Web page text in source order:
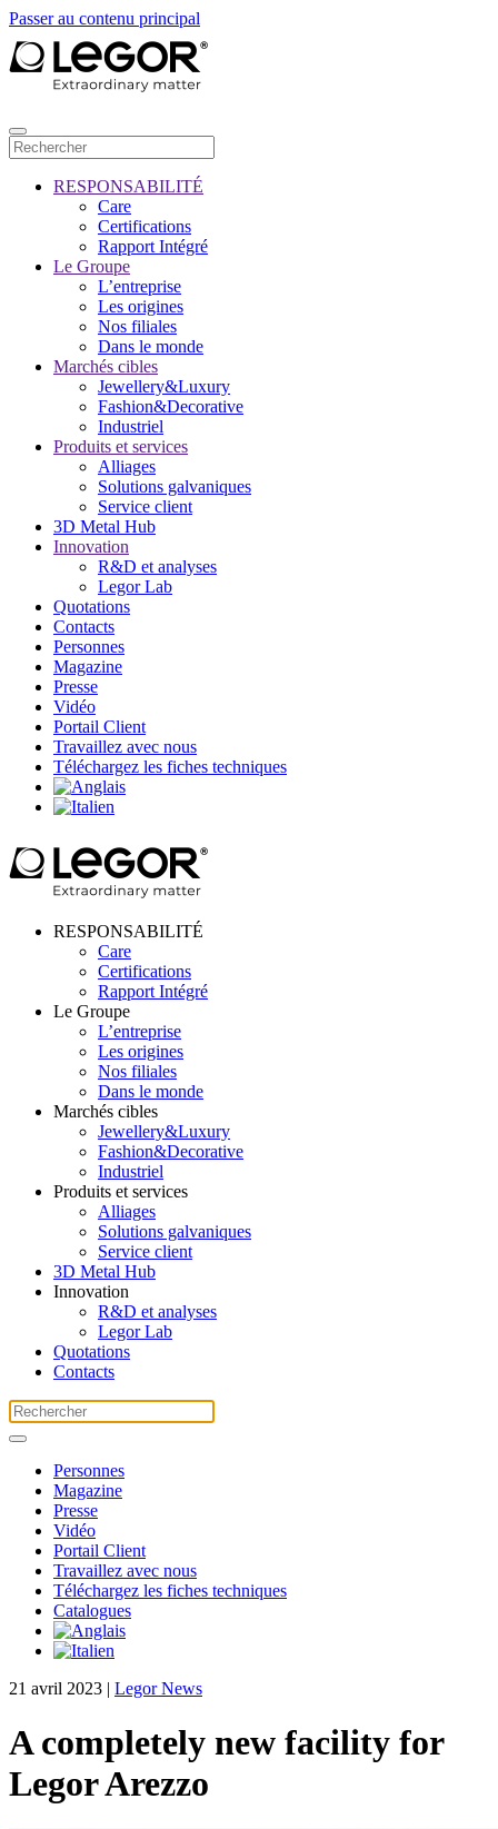
Passer au contenu principal
RESPONSABILITÉ
Care
Certifications
Rapport Intégré
Le Groupe
L’entreprise
Les origines
Nos filiales
Dans le monde
Marchés cibles
Jewellery&Luxury
Fashion&Decorative
Industriel
Produits et services
Alliages
Solutions galvaniques
Service client
3D Metal Hub
Innovation
R&D et analyses
Legor Lab
Quotations
Contacts
Personnes
Magazine
Presse
Vidéo
Portail Client
Travaillez avec nous
Téléchargez les fiches techniques
RESPONSABILITÉ
Care
Certifications
Rapport Intégré
Le Groupe
L’entreprise
Les origines
Nos filiales
Dans le monde
Marchés cibles
Jewellery&Luxury
Fashion&Decorative
Industriel
Produits et services
Alliages
Solutions galvaniques
Service client
3D Metal Hub
Innovation
R&D et analyses
Legor Lab
Quotations
Contacts
Personnes
Magazine
Presse
Vidéo
Portail Client
Travaillez avec nous
Téléchargez les fiches techniques
Catalogues
21 avril 2023 | Legor News
A completely new facility for
Legor Arezzo